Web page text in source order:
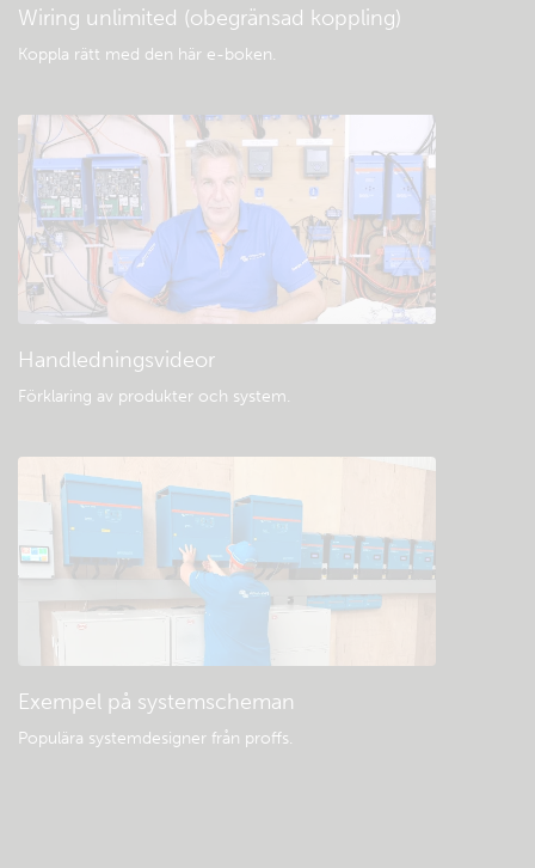
Wiring unlimited (obegränsad koppling)
Koppla rätt med den här e-boken.
Handledningsvideor
Förklaring av produkter och system.
Exempel på systemscheman
Populära systemdesigner från proffs.